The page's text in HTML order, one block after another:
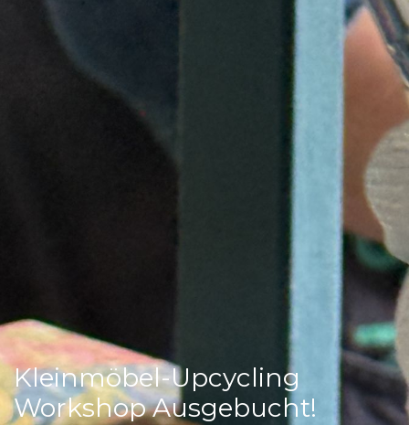
Kleinmöbel-Upcycling
Workshop Ausgebucht!